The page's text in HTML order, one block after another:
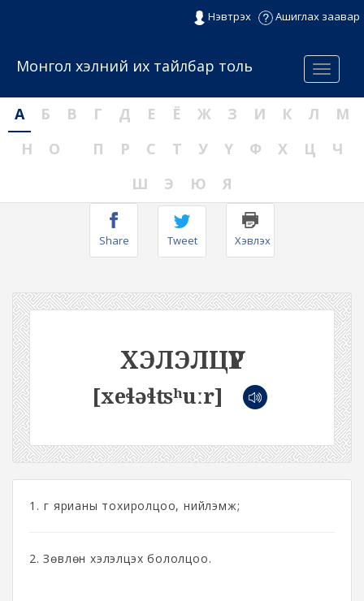
Нэвтрэх Ашиглах заавар
Menu
Монгол хэлний их тайлбар толь
А Б В Г Д Е Ё Ж З И К Л
М
Н
О П Р С Т У Ү Ф Х Ц
Ч
Ш
Э Ю Я
Share Tweet Хэвлэх
ХЭЛЭЛЦҮҮР
[xeɬəɬʦʰuːr]
1. Үг ярианы тохиролцоо, нийлэмж;
2. Зөвлөн хэлэлцэх бололцоо.